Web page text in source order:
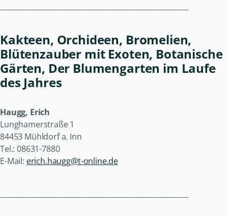
Kakteen, Orchideen, Bromelien,
Blütenzauber mit Exoten, Botanische
Gärten, Der Blumengarten im Laufe
des Jahres
Haugg, Erich
Lunghamerstraße 1
84453 Mühldorf a. Inn
Tel.: 08631-7880
E-Mail: erich.haugg@t-online.de